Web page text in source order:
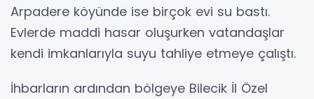
Arpadere köyünde ise birçok evi su bastı.
Evlerde maddi hasar oluşurken vatandaşlar
kendi imkanlarıyla suyu tahliye etmeye çalıştı.
İhbarların ardından bölgeye Bilecik İl Özel